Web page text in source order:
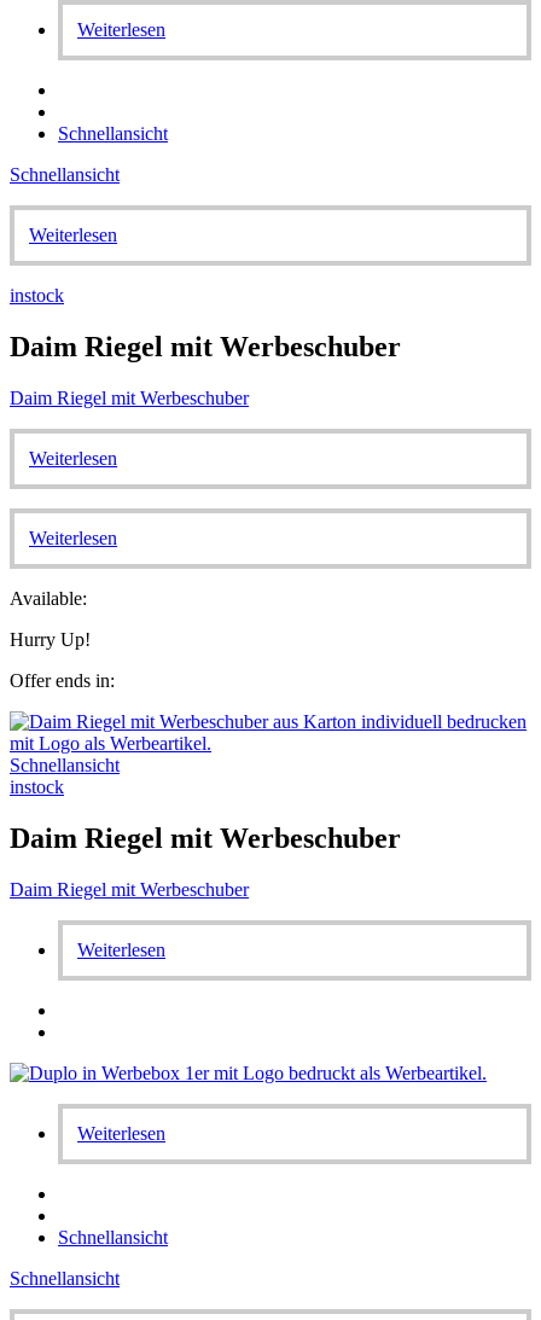
Weiterlesen
Schnellansicht
Schnellansicht
Weiterlesen
instock
Daim Riegel mit Werbeschuber
Daim Riegel mit Werbeschuber
Weiterlesen
Weiterlesen
Available:
Hurry Up!
Offer ends in:
Schnellansicht
instock
Daim Riegel mit Werbeschuber
Daim Riegel mit Werbeschuber
Weiterlesen
Weiterlesen
Schnellansicht
Schnellansicht